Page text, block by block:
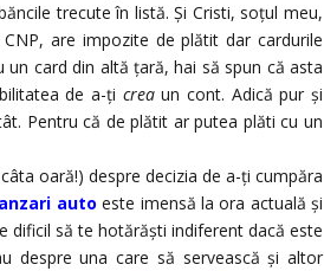
trecute în listă. Și Cristi, soțul meu,
are impozite de plătit dar cardurile
un card din altă țară, hai să spun că asta
de a-ți creaun cont. Adică pur și
Pentru că de plătit ar putea plăti cu un
oară!) despre decizia de a-ți cumpăra
auto este imensă la ora actuală și
dificil să te hotărăști indiferent dacă este
despre una care să servească și altor